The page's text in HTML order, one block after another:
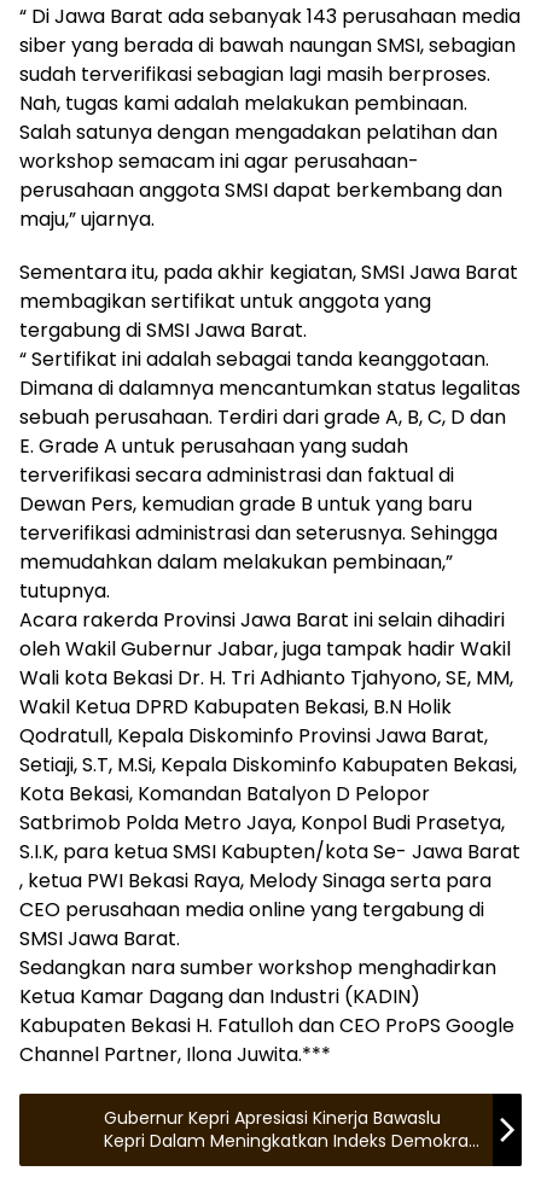
“ Di Jawa Barat ada sebanyak 143 perusahaan media
siber yang berada di bawah naungan SMSI, sebagian
sudah terverifikasi sebagian lagi masih berproses.
Nah, tugas kami adalah melakukan pembinaan.
Salah satunya dengan mengadakan pelatihan dan
workshop semacam ini agar perusahaan-
perusahaan anggota SMSI dapat berkembang dan
maju,” ujarnya.
Sementara itu, pada akhir kegiatan, SMSI Jawa Barat
membagikan sertifikat untuk anggota yang
tergabung di SMSI Jawa Barat.
“ Sertifikat ini adalah sebagai tanda keanggotaan.
Dimana di dalamnya mencantumkan status legalitas
sebuah perusahaan. Terdiri dari grade A, B, C, D dan
E. Grade A untuk perusahaan yang sudah
terverifikasi secara administrasi dan faktual di
Dewan Pers, kemudian grade B untuk yang baru
terverifikasi administrasi dan seterusnya. Sehingga
memudahkan dalam melakukan pembinaan,”
tutupnya.
Acara rakerda Provinsi Jawa Barat ini selain dihadiri
oleh Wakil Gubernur Jabar, juga tampak hadir Wakil
Wali kota Bekasi Dr. H. Tri Adhianto Tjahyono, SE, MM,
Wakil Ketua DPRD Kabupaten Bekasi, B.N Holik
Qodratull, Kepala Diskominfo Provinsi Jawa Barat,
Setiaji, S.T, M.Si, Kepala Diskominfo Kabupaten Bekasi,
Kota Bekasi, Komandan Batalyon D Pelopor
Satbrimob Polda Metro Jaya, Konpol Budi Prasetya,
S.I.K, para ketua SMSI Kabupten/kota Se- Jawa Barat
, ketua PWI Bekasi Raya, Melody Sinaga serta para
CEO perusahaan media online yang tergabung di
SMSI Jawa Barat.
Sedangkan nara sumber workshop menghadirkan
Ketua Kamar Dagang dan Industri (KADIN)
Kabupaten Bekasi H. Fatulloh dan CEO ProPS Google
Channel Partner, Ilona Juwita.***
Gubernur Kepri Apresiasi Kinerja Bawaslu
Kepri Dalam Meningkatkan Indeks Demokrasi
Di Kepri